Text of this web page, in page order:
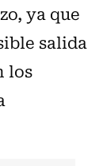
ya que
salida
los